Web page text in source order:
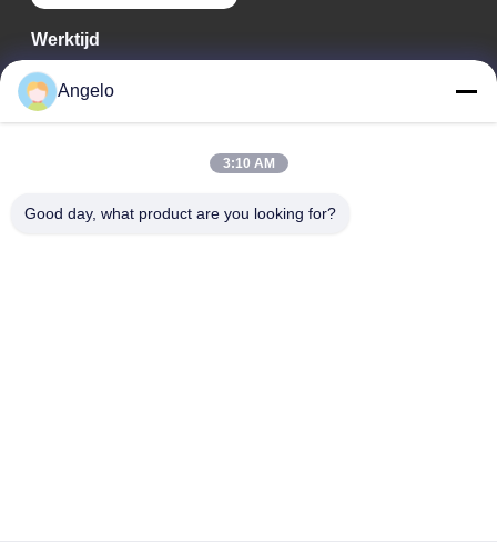
Werktijd
08:00-18:00
Ons adres
Street, Longhua District, Shenzhen City, provincie Guangdong
Angelo
3:10 AM
Good day, what product are you looking for?